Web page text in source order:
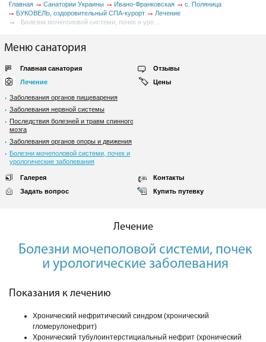
Главная Санатории Украины Ивано-Франковская
с. Поляница
БУКОВЕЛЬ, оздоровительный СПА-курорт
Лечение
Болезни мочеполовой системи, почек и уро ...
Меню санатория
Главная санатория
Отзывы
Лечение
Заболевания органов пищеварения
Заболевания нервной системы
Последствия болезней и травм спинного
мозга
Заболевания органов опоры и движения
Болезни мочеполовой системи, почек и
урологические заболевания
Цены
Галерея
Контакты
Задать вопрос
Купить путевку
Лечение
Болезни мочеполовой системи, почек
и урологические заболевания
Показания к лечению
Хронический нефритический синдром (хронический
гломерулонефрит)
Хронический тубулоинтерстициальный нефрит (хронический